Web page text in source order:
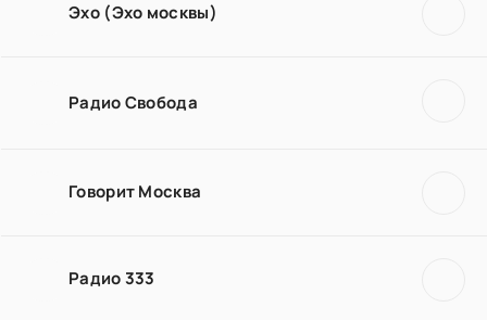
Эхо (Эхо москвы)
Радио Свобода
Говорит Москва
Радио 333